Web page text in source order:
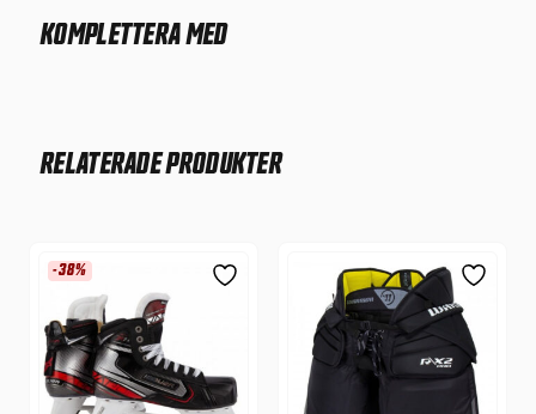
KOMPLETTERA MED
RELATERADE PRODUKTER
-38%